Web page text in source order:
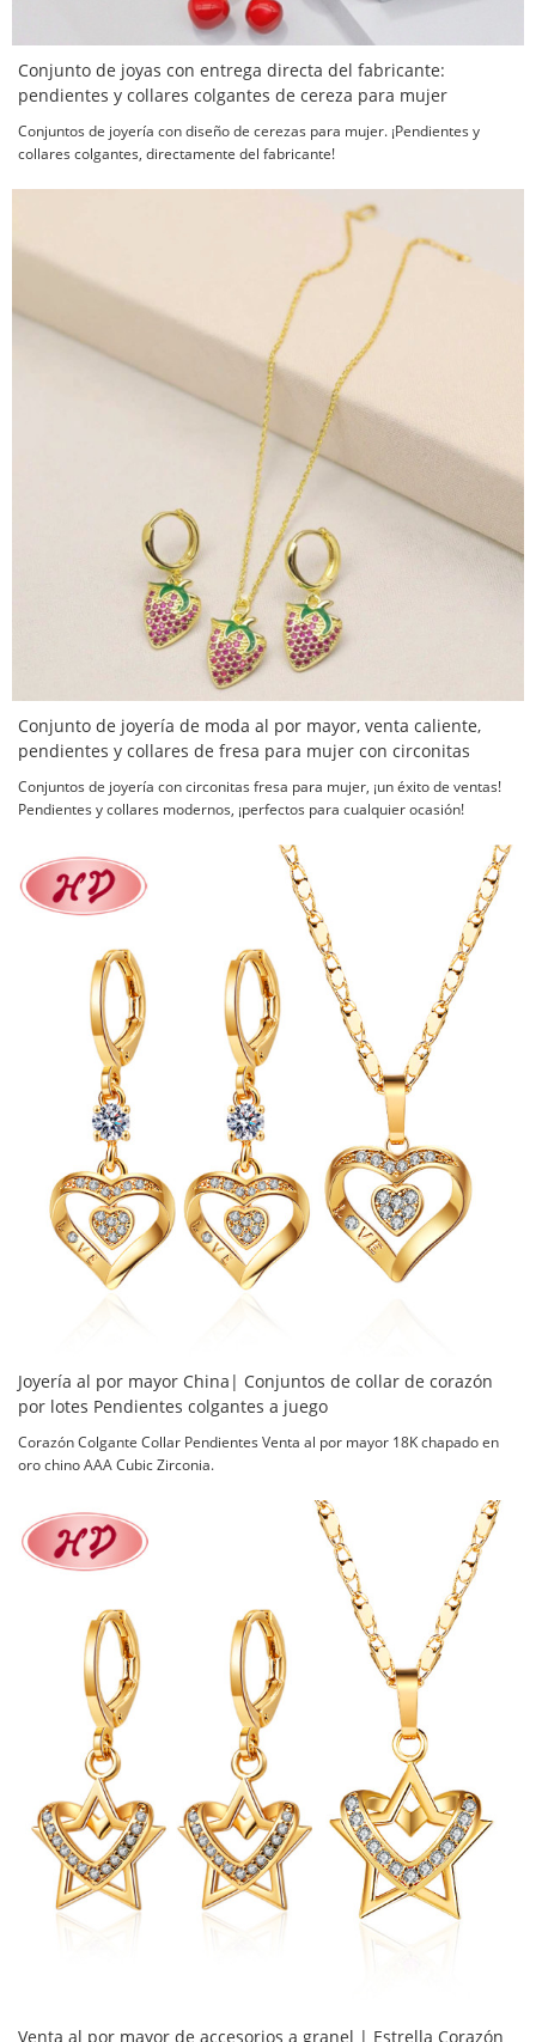
Conjunto de joyas con entrega directa del fabricante:
pendientes y collares colgantes de cereza para mujer
Conjuntos de joyería con diseño de cerezas para mujer. ¡Pendientes y
collares colgantes, directamente del fabricante!
Conjunto de joyería de moda al por mayor, venta caliente,
pendientes y collares de fresa para mujer con circonitas
Conjuntos de joyería con circonitas fresa para mujer, ¡un éxito de ventas!
Pendientes y collares modernos, ¡perfectos para cualquier ocasión!
Joyería al por mayor China| Conjuntos de collar de corazón
por lotes Pendientes colgantes a juego
Corazón Colgante Collar Pendientes Venta al por mayor 18K chapado en
oro chino AAA Cubic Zirconia.
Venta al por mayor de accesorios a granel | Estrella Corazón